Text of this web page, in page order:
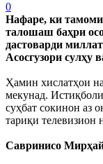
0
Нафаре, ки тамоми
талошаш баҳри
дастоварди
Асосгузори
Ҳамин хислатҳои
мекунад.
суҳбат сокинон аз
тариқи
Савринисо